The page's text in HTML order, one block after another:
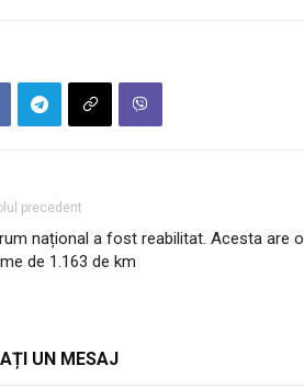
precedent
național a fost reabilitat. Acesta are o
de 1.163 de km
UN MESAJ